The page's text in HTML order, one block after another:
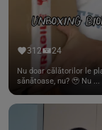
312 24
Nu doar călătorilor le
sănătoase, nu? 🥹 Nu ...